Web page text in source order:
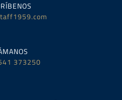
373250